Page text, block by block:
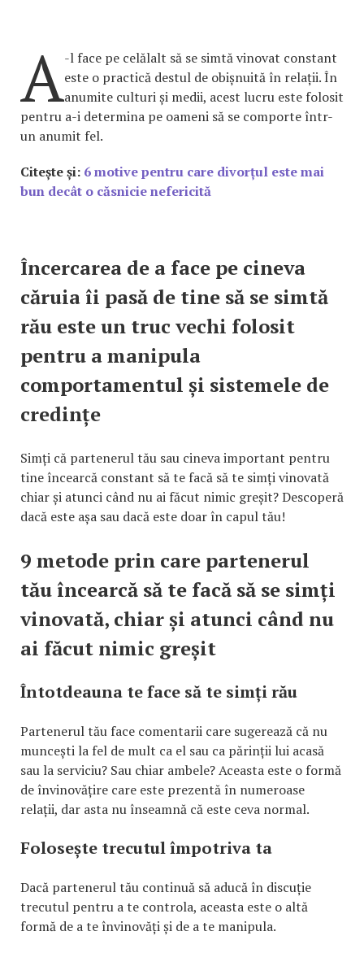
A-l face pe celălalt să se simtă vinovat constant
este o practică destul de obișnuită în relații. În
anumite culturi și medii, acest lucru este folosit
pentru a-i determina pe oameni să se comporte într-
un anumit fel.
Citește și: 6 motive pentru care divorțul este mai
bun decât o căsnicie nefericită
Încercarea de a face pe cineva
căruia îi pasă de tine să se simtă
rău este un truc vechi folosit
pentru a manipula
comportamentul și sistemele de
credințe
Simți că partenerul tău sau cineva important pentru
tine încearcă constant să te facă să te simți vinovată
chiar și atunci când nu ai făcut nimic greșit? Descoperă
dacă este așa sau dacă este doar în capul tău!
9 metode prin care partenerul
tău încearcă să te facă să se simți
vinovată, chiar și atunci când nu
ai făcut nimic greșit
Întotdeauna te face să te simți rău
Partenerul tău face comentarii care sugerează că nu
muncești la fel de mult ca el sau ca părinții lui acasă
sau la serviciu? Sau chiar ambele? Aceasta este o formă
de învinovățire care este prezentă în numeroase
relații, dar asta nu înseamnă că este ceva normal.
Folosește trecutul împotriva ta
Dacă partenerul tău continuă să aducă în discuție
trecutul pentru a te controla, aceasta este o altă
formă de a te învinovăți și de a te manipula.